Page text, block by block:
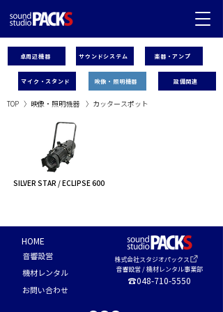
卓周辺機器
マイク・スタンド
サウンドシステム 楽器・アンプ
映像・照明機器 設備関連
TOP 〉 映像・照明機器 〉 カッタースポット
SILVER STAR / ECLIPSE 600
HOME
音響設営
機材レンタル
お問い合わせ
株式会社スタジオパックス
音響設営 / 機材レンタル事業部
☎048-710-5550